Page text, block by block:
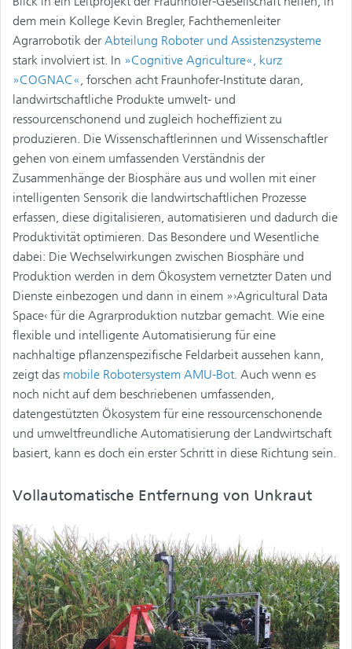
dem mein Kollege Kevin Bregler, Fachthemenleiter
Agrarrobotik der Abteilung Roboter und Assistenzsysteme
stark involviert ist. In »Cognitive Agriculture«, kurz
»COGNAC«, forschen acht Fraunhofer-Institute daran,
landwirtschaftliche Produkte umwelt- und
ressourcenschonend und zugleich hocheffizient zu
produzieren. Die Wissenschaftlerinnen und Wissenschaftler
gehen von einem umfassenden Verständnis der
Zusammenhänge der Biosphäre aus und wollen mit einer
intelligenten Sensorik die landwirtschaftlichen Prozesse
erfassen, diese digitalisieren, automatisieren und dadurch die
Produktivität optimieren. Das Besondere und Wesentliche
dabei: Die Wechselwirkungen zwischen Biosphäre und
Produktion werden in dem Ökosystem vernetzter Daten und
Dienste einbezogen und dann in einem »›Agricultural Data
Space‹ für die Agrarproduktion nutzbar gemacht. Wie eine
flexible und intelligente Automatisierung für eine
nachhaltige pflanzenspezifische Feldarbeit aussehen kann,
zeigt das mobile Robotersystem AMU-Bot. Auch wenn es
noch nicht auf dem beschriebenen umfassenden,
datengestützten Ökosystem für eine ressourcenschonende
und umweltfreundliche Automatisierung der Landwirtschaft
basiert, kann es doch ein erster Schritt in diese Richtung sein.
Vollautomatische Entfernung von Unkraut